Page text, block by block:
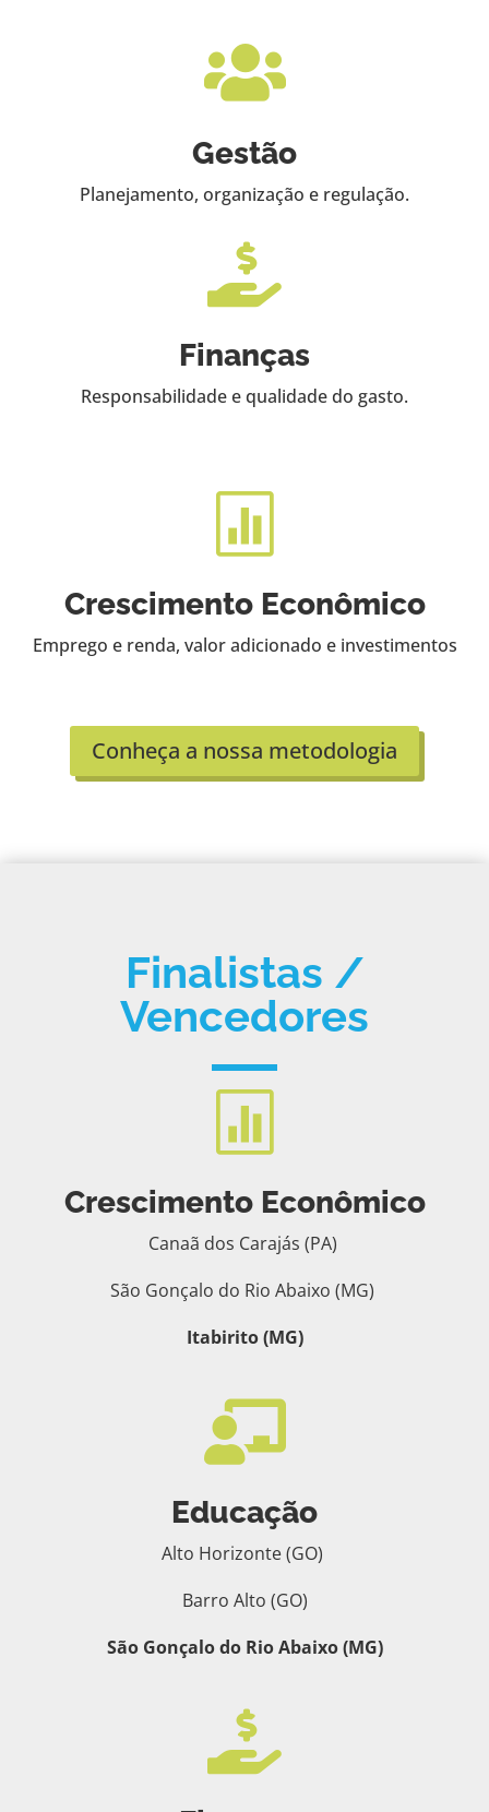

Gestão
Planejamento, organização e regulação.

Finanças
Responsabilidade e qualidade do gasto.

Crescimento Econômico
Emprego e renda, valor adicionado e investimentos
Conheça a nossa metodologia
Finalistas /
Vencedores

Crescimento Econômico
Canaã dos Carajás (PA)
São Gonçalo do Rio Abaixo (MG)
Itabirito (MG)

Educação
Alto Horizonte (GO)
Barro Alto (GO)
São Gonçalo do Rio Abaixo (MG)
